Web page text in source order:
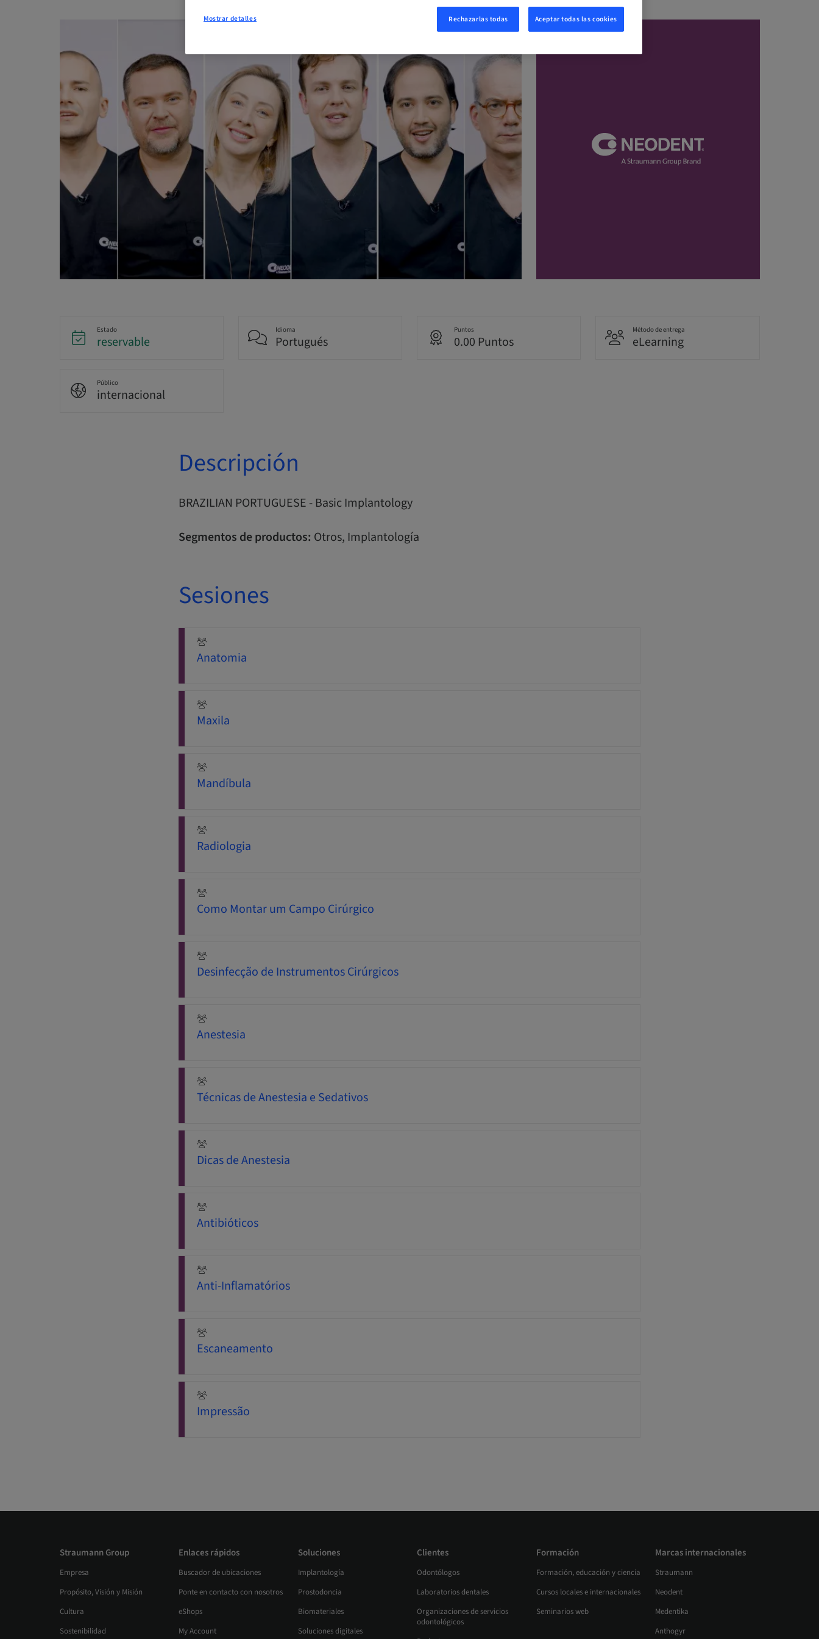
Estado
reservable
Idioma
Portugués
Puntos
0.00 Puntos
Método de entrega
eLearning
Público
internacional
Descripción
BRAZILIAN PORTUGUESE - Basic Implantology
Segmentos de productos: Otros, Implantología
Sesiones
Anatomia
Maxila
Mandíbula
Radiologia
Como Montar um Campo Cirúrgico
Desinfecção de Instrumentos Cirúrgicos
Anestesia
Técnicas de Anestesia e Sedativos
Dicas de Anestesia
Antibióticos
Anti-Inflamatórios
Escaneamento
Impressão
Straumann Group
Empresa
Propósito, Visión y Misión
Cultura
Sostenibilidad
Enlaces rápidos
Buscador de ubicaciones
Ponte en contacto con nosotros
eShops
My Account
Soluciones
Implantología
Prostodoncia
Biomateriales
Soluciones digitales
Clientes
Odontólogos
Laboratorios dentales
Organizaciones de servicios
odontológicos
Formación
Formación, educación y ciencia
Cursos locales e internacionales
Seminarios web
Marcas internacionales
Straumann
Neodent
Medentika
Anthogyr
Rechazarlas todas Aceptar todas las cookies
Mostrar detalles